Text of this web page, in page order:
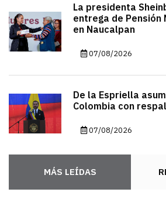
La presidenta
entrega de Pensión
en Naucalpan
07/08/2026
De la Espriella
Colombia con
07/08/2026
MÁS LEÍDAS